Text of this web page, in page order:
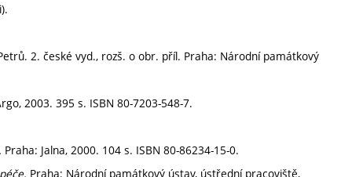
2. české vyd., rozš. o obr. příl. Praha: Národní památkový
2003. 395 s. ISBN 80-7203-548-7.
Praha: Jalna, 2000. 104 s. ISBN 80-86234-15-0.
Praha: Národní památkový ústav, ústřední pracoviště,